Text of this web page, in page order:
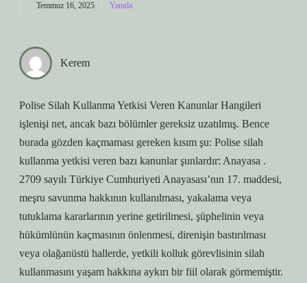
Temmuz 16, 2025 Yanıtla
Kerem
Polise Silah Kullanma Yetkisi Veren Kanunlar Hangileri
işlenişi net, ancak bazı bölümler gereksiz uzatılmış. Bence
burada gözden kaçmaması gereken kısım şu: Polise silah
kullanma yetkisi veren bazı kanunlar şunlardır: Anayasa .
2709 sayılı Türkiye Cumhuriyeti Anayasası’nın 17. maddesi,
meşru savunma hakkının kullanılması, yakalama veya
tutuklama kararlarının yerine getirilmesi, şüphelinin veya
hükümlünün kaçmasının önlenmesi, direnişin bastırılması
veya olağanüstü hallerde, yetkili kolluk görevlisinin silah
kullanmasını yaşam hakkına aykırı bir fiil olarak görmemiştir.